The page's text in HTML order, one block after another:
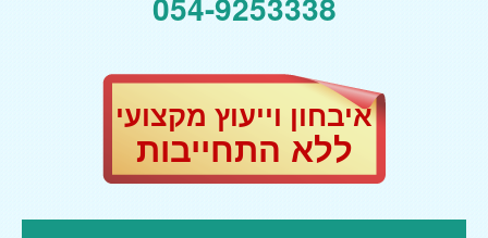
איבחון וייעוץ מקצועי
ללא התחייבות